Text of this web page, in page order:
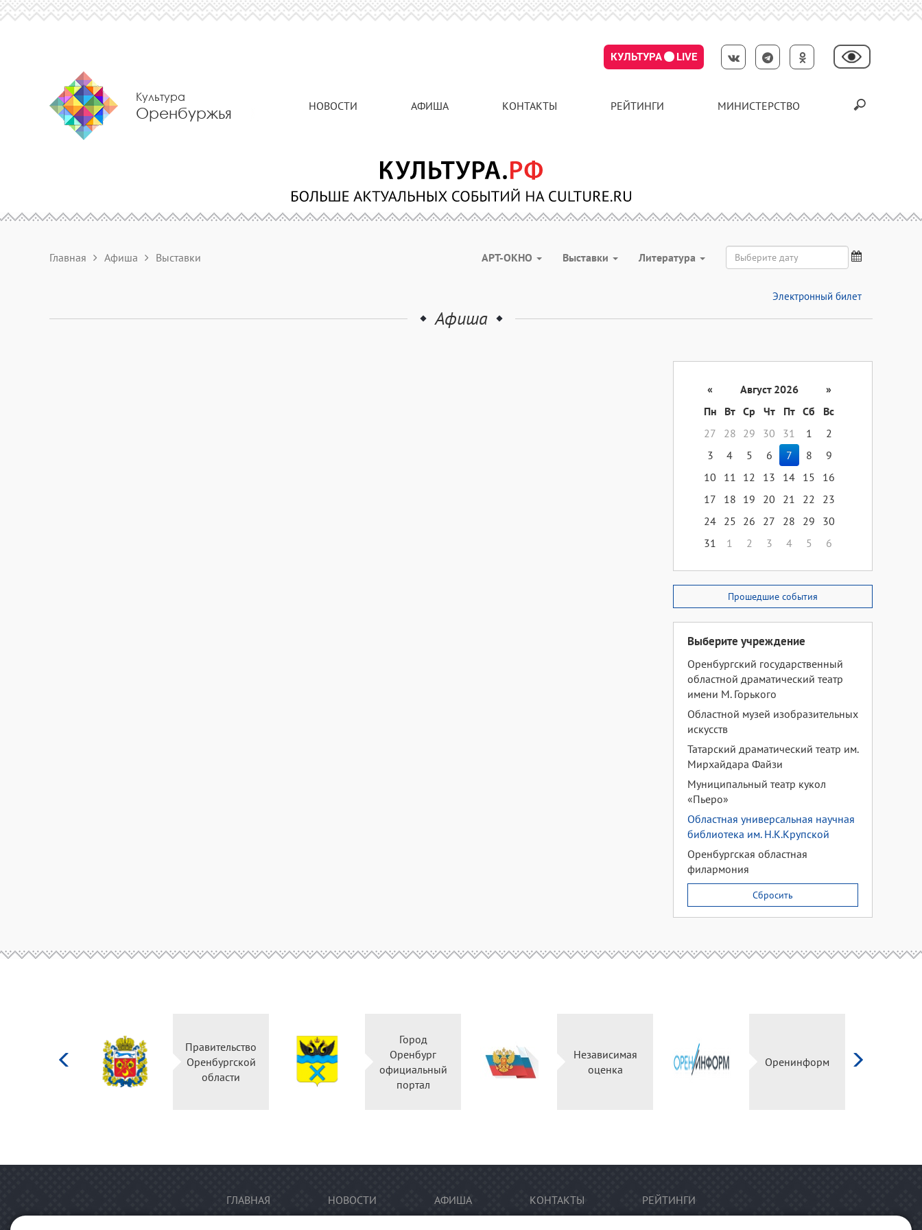
КУЛЬТУРА LIVE
Культура
Оренбуржья НОВОСТИ АФИША КОНТАКТЫ РЕЙТИНГИ МИНИСТЕРСТВО
Главная Афиша Выставки АРТ-ОКНО Выставки Литература
Электронный билет
Афиша
« Август 2026
»
Пн
Вт Ср Чт Пт Сб
Вс
27
28 29 30 31 1
2
3
4 5 6 7 8
9
10
11 12 13 14 15
16
17
18 19 20 21 22
23
24 25 26 27 28 29
30
31
1 2 3 4 5 6
Прошедшие события
Выберите учреждение
Оренбургский государственный
областной драматический театр
имени М. Горького
Областной музей изобразительных
искусств
Татарский драматический театр им.
Мирхайдара Файзи
Муниципальный театр кукол
«Пьеро»
Областная универсальная научная
библиотека им. Н.К.Крупской
Оренбургская областная
филармония
Сбросить
Правительство
Оренбургской
области
Город
Оренбург
официальный
портал
Независимая
оценка
Оренинформ
ГЛАВНАЯ НОВОСТИ АФИША КОНТАКТЫ РЕЙТИНГИ